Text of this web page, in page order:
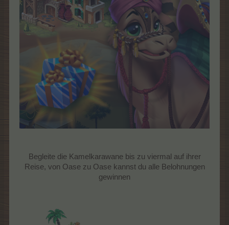
Begleite die Kamelkarawane bis zu viermal auf ihrer
Reise, von Oase zu Oase kannst du alle Belohnungen
gewinnen